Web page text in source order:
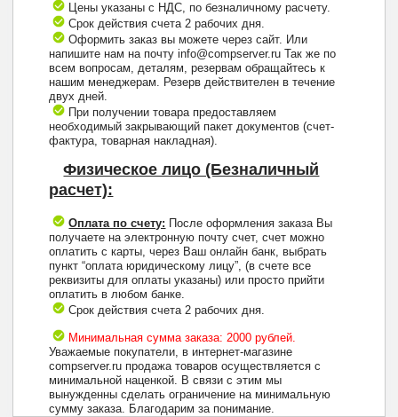
Цены указаны с НДС, по безналичному расчету.
Срок действия счета 2 рабочих дня.
Оформить заказ вы можете через сайт. Или
напишите нам на почту info@compserver.ru Так же по
всем вопросам, деталям, резервам обращайтесь к
нашим менеджерам. Резерв действителен в течение
двух дней.
При получении товара предоставляем
необходимый закрывающий пакет документов (счет-
фактура, товарная накладная).
Физическое лицо (Безналичный
расчет):
Оплата по счету: После оформления заказа Вы
получаете на электронную почту счет, счет можно
оплатить с карты, через Ваш онлайн банк, выбрать
пункт “оплата юридическому лицу”, (в счете все
реквизиты для оплаты указаны) или просто прийти
оплатить в любом банке.
Срок действия счета 2 рабочих дня.
Минимальная сумма заказа: 2000 рублей.
Уважаемые покупатели, в интернет-магазине
compserver.ru продажа товаров осуществляется с
минимальной наценкой. В связи с этим мы
вынужденны сделать ограничение на минимальную
сумму заказа. Благодарим за понимание.
+7 (495) 223-13-47